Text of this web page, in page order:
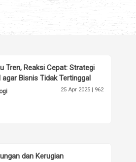
Tren, Reaksi Cepat: Strategi
agar Bisnis Tidak Tertinggal
25 Apr 2025 | 962
dan Kerugian